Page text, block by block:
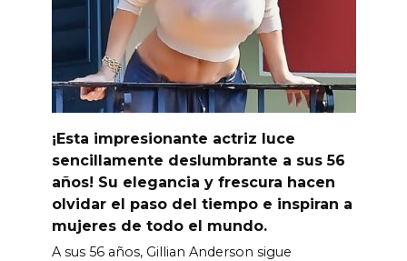
¡Esta impresionante actriz luce
sencillamente deslumbrante a sus 56
años! Su elegancia y frescura hacen
olvidar el paso del tiempo e inspiran a
mujeres de todo el mundo.
A sus 56 años, Gillian Anderson sigue